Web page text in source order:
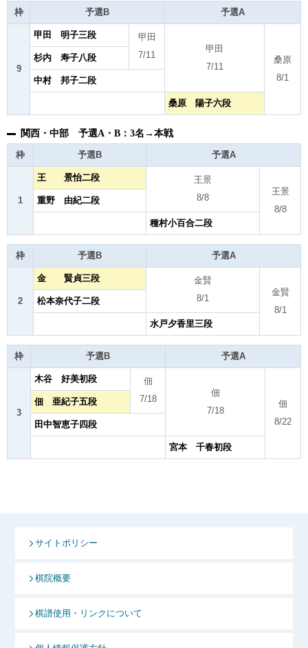
枠 予選B 予選A
9
甲田 明子三段
甲田
7/11
甲田
7/11
桑原
8/1
杉内 寿子八段
中村 邦子二段
桑原 陽子六段
関西・中部 予選A・B：3名→本戦
枠 予選B 予選A
1
王 景怡二段
王景
8/8
王景
8/8
重野 由紀二段
種村小百合二段
枠 予選B 予選A
2
金 賢貞三段
金賢
8/1
金賢
8/1
松本奈代子二段
水戸夕香里三段
枠 予選B 予選A
3
木谷 好美初段
佃
7/18
佃
7/18
佃
8/22
佃 亜紀子五段
田中智恵子四段
宮本 千春初段
サイトポリシー
棋院概要
棋譜使用・リンクについて